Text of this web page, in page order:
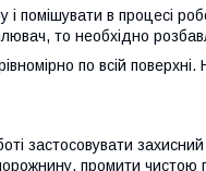
помішувати в процесі
то необхідно
по всій
застосовувати
промити чистою